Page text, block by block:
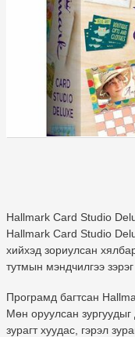
Hallmark Card Studio
Hallmark Card Studio
хийхэд зориулсан
тутмын мэндчилгээ
Програмд багтсан
Мөн оруулсан
зурагт хуудас, гэрэл